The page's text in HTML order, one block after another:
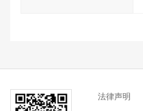
法律声明